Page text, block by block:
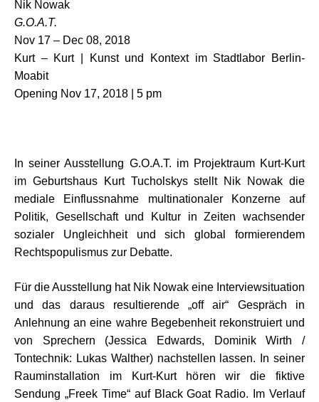
Nik Nowak
G.O.A.T.
Nov 17 – Dec 08, 2018
Kurt – Kurt | Kunst und Kontext im Stadtlabor Berlin-
Moabit
Opening Nov 17, 2018 | 5 pm
In seiner Ausstellung G.O.A.T. im Projektraum Kurt-Kurt
im Geburtshaus Kurt Tucholskys stellt Nik Nowak die
mediale Einflussnahme multinationaler Konzerne auf
Politik, Gesellschaft und Kultur in Zeiten wachsender
sozialer Ungleichheit und sich global formierendem
Rechtspopulismus zur Debatte.
Für die Ausstellung hat Nik Nowak eine Interviewsituation
und das daraus resultierende „off air“ Gespräch in
Anlehnung an eine wahre Begebenheit rekonstruiert und
von Sprechern (Jessica Edwards, Dominik Wirth /
Tontechnik: Lukas Walther) nachstellen lassen. In seiner
Rauminstallation im Kurt-Kurt hören wir die fiktive
Sendung „Freek Time“ auf Black Goat Radio. Im Verlauf